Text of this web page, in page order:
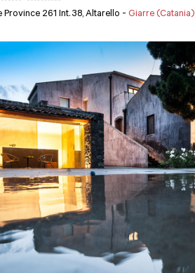
Province 261 Int. 38, Altarello - Giarre (Catania)